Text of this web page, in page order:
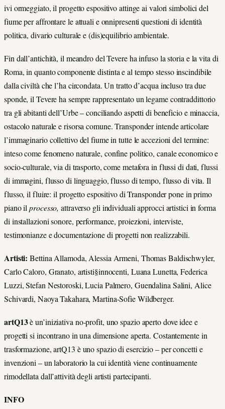
ivi ormeggiato, il progetto espositivo attinge ai valori simbolici del
fiume per affrontare le attuali e onnipresenti questioni di identità
politica, divario culturale e (dis)equilibrio ambientale.
Fin dall’antichità, il meandro del Tevere ha infuso la storia e la vita di
Roma, in quanto componente distinta e al tempo stesso inscindibile
dalla civiltà che l’ha circondata. Un tratto d’acqua incluso tra due
sponde, il Tevere ha sempre rappresentato un legame contraddittorio
tra gli abitanti dell’Urbe – conciliando aspetti di beneficio e minaccia,
ostacolo naturale e risorsa comune. Transponder intende articolare
l’immaginario collettivo del fiume in tutte le accezioni del termine:
inteso come fenomeno naturale, confine politico, canale economico e
socio-culturale, via di trasporto, come metafora in flussi di dati, flussi
di immagini, flusso di linguaggio, flusso di tempo, flusso di vita. Il
flusso, il fluire: il progetto espositivo di Transponder pone in primo
piano ilprocesso, attraverso gli individuali approcci artistici in forma
di installazioni sonore, performance, proiezioni, interviste,
testimonianze e documentazione di progetti non realizzabili.
Artisti:Bettina Allamoda, Alessia Armeni, Thomas Baldischwyler,
Carlo Caloro, Granato, artisti§innocenti, Luana Lunetta, Federica
Luzzi, Stefan Nestoroski, Lucia Palmero, Guendalina Salini, Alice
Schivardi, Naoya Takahara, Martina-Sofie Wildberger.
artQ13è un’iniziativa no-profit, uno spazio aperto dove idee e
progetti si incontrano in una dimensione aperta. Costantemente in
trasformazione, artQ13 è uno spazio di esercizio – per concetti e
invenzioni – un laboratorio la cui identità viene continuamente
rimodellata dall’attività degli artisti partecipanti.
INFO